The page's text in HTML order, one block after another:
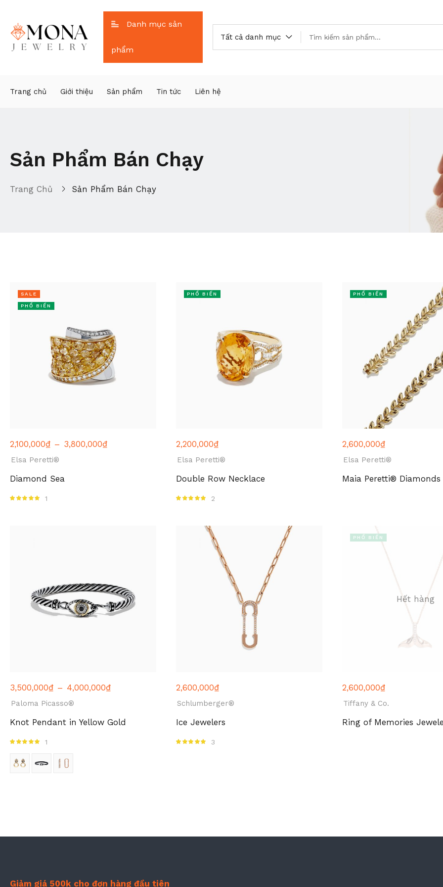
Danh mục sản
phẩm
Tất cả danh mục
Trang chủ Giới thiệu Sản phẩm Tin tức Liên hệ
Sản Phẩm Bán Chạy
Trang Chủ Sản Phẩm Bán Chạy
SALE
PHỔ BIẾN
2,100,000₫ – 3,800,000₫
Elsa Peretti®
Diamond Sea
1
PHỔ BIẾN
2,200,000₫
Elsa Peretti®
Double Row Necklace
2
PHỔ BIẾN
2,600,000₫
Elsa Peretti®
Maia Peretti® Diamonds
3,500,000₫ – 4,000,000₫
Paloma Picasso®
Knot Pendant in Yellow Gold
1
2,600,000₫
Schlumberger®
Ice Jewelers
3
Hết hàng
PHỔ BIẾN
2,600,000₫
Tiffany & Co.
Ring of Memories
Giảm giá 500k cho đơn hàng đầu tiên